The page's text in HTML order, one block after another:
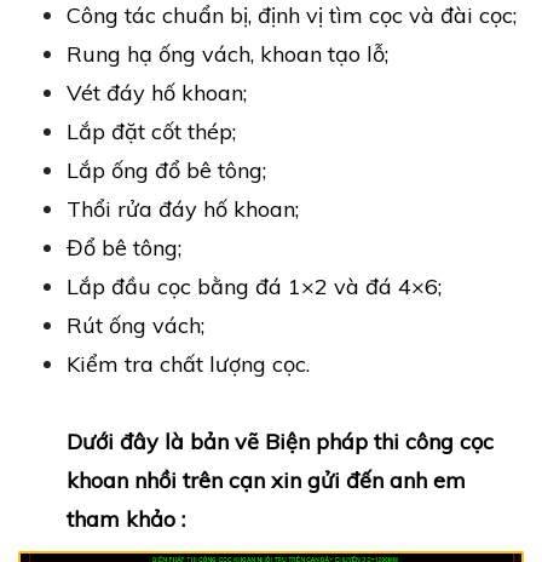
Công tác chuẩn bị, định vị tìm cọc và đài cọc;
Rung hạ ống vách, khoan tạo lỗ;
Vét đáy hố khoan;
Lắp đặt cốt thép;
Lắp ống đổ bê tông;
Thổi rửa đáy hố khoan;
Đổ bê tông;
Lắp đầu cọc bằng đá 1×2 và đá 4×6;
Rút ống vách;
Kiểm tra chất lượng cọc.
Dưới đây là bản vẽ Biện pháp thi công cọc
khoan nhồi trên cạn xin gửi đến anh em
tham khảo :